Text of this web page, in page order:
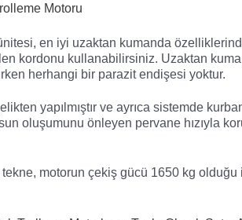
Motoru
en iyi uzaktan kumanda
kordonu kullanabilirsiniz. Uzaktan
herhangi bir parazit endişesi yoktur.
yapılmıştır ve ayrıca sistemde
oluşumunu önleyen pervane hızıyla
motorun çekiş gücü 1650 kg